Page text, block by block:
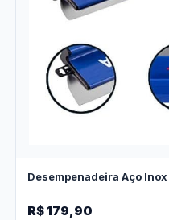
Desempenadeira Aço
R$ 179,90